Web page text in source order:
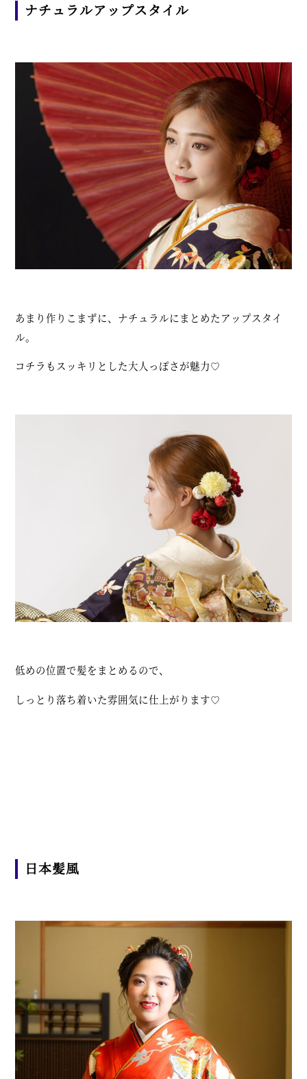
ナチュラルアップスタイル
あまり作りこまずに、ナチュラルにまとめたアップスタイ
ル。
コチラもスッキリとした大人っぽさが魅力♡
低めの位置で髪をまとめるので、
しっとり落ち着いた雰囲気に仕上がります♡
日本髪風